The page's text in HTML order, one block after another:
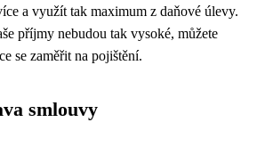
a využít tak maximum z daňové úlevy.
příjmy nebudou tak vysoké, můžete
se zaměřit na pojištění.
smlouvy